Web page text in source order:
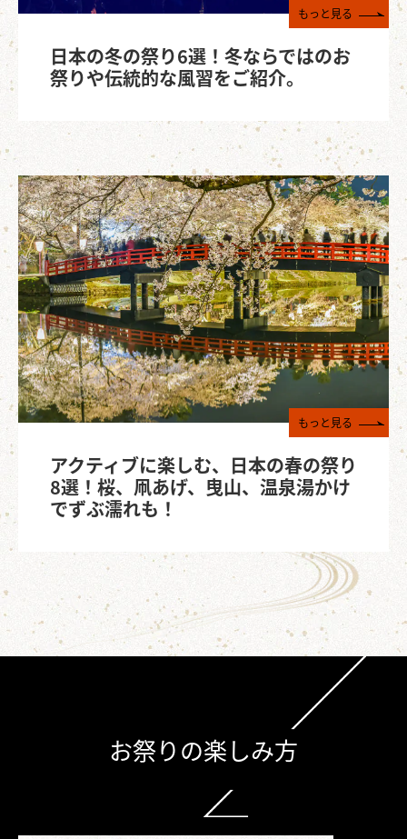
日本の冬の祭り6選！冬ならではのお
祭りや伝統的な風習をご紹介。
もっと見る
アクティブに楽しむ、日本の春の祭り
8選！桜、凧あげ、曳山、温泉湯かけ
でずぶ濡れも！
もっと見る
お祭りの楽しみ方